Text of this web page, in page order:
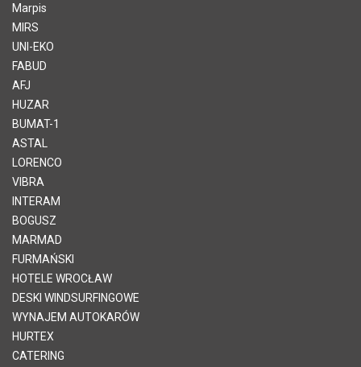
Marpis
MIRS
UNI-EKO
FABUD
AFJ
HUZAR
BUMAT-1
ASTAL
LORENCO
VIBRA
INTERAM
BOGUSZ
MARMAD
FURMAŃSKI
HOTELE WROCŁAW
DESKI WINDSURFINGOWE
WYNAJEM AUTOKARÓW
HURTEX
CATERING